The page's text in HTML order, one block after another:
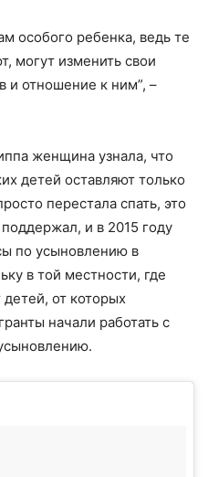
особого ребенка, ведь те
могут изменить свои
и отношение к ним”, –
женщина узнала, что
детей оставляют только
перестала спать, это
и в 2015 году
по усыновлению в
в той местности, где
от которых
начали работать с